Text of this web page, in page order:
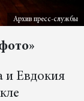
Архив пресс-службы
и Евдокия